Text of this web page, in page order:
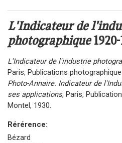
L'Indicateur de
photographique1920-
L'Indicateur de l'industrie
Paris, Publications
Photo-Annaire. Indicateur de
ses applications, Paris,
Montel, 1930.
Rérérence:
Bézard